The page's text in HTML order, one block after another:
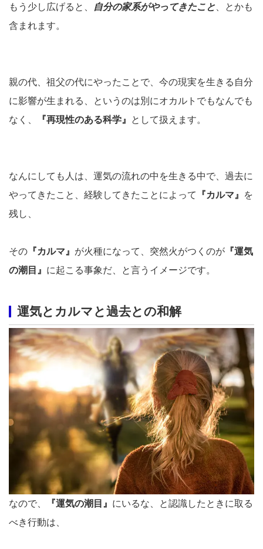
もう少し広げると、 自分の家系がやってきたこと 、とかも
含まれます。
親の代、祖父の代にやったことで、今の現実を生きる自分
に影響が生まれる、というのは別にオカルトでもなんでも
なく、
『再現性のある科学』 として扱えます。
なんにしても人は、運気の流れの中を生きる中で、過去に
やってきたこと、経験してきたことによって
『カルマ』
を
残し、
その 『カルマ』 が火種になって、突然火がつくのが 『運気
の潮目』 に起こる事象だ、と言うイメージです。
運気とカルマと過去との和解
なので、 『運気の潮目』 にいるな、と認識したときに取る
べき行動は、